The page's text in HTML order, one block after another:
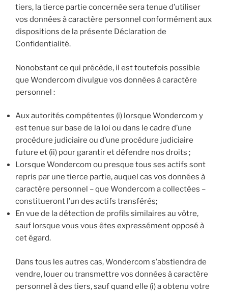
tiers, la tierce partie concernée sera tenue d’utiliser
vos données à caractère personnel conformément aux
dispositions de la présente Déclaration de
Confidentialité.
Nonobstant ce qui précède, il est toutefois possible
que Wondercom divulgue vos données à caractère
personnel :
Aux autorités compétentes (i) lorsque Wondercom y
est tenue sur base de la loi ou dans le cadre d’une
procédure judiciaire ou d’une procédure judiciaire
future et (ii) pour garantir et défendre nos droits ;
Lorsque Wondercom ou presque tous ses actifs sont
repris par une tierce partie, auquel cas vos données à
caractère personnel – que Wondercom a collectées –
constitueront l’un des actifs transférés;
En vue de la détection de profils similaires au vôtre,
sauf lorsque vous vous êtes expressément opposé à
cet égard.
Dans tous les autres cas, Wondercom s’abstiendra de
vendre, louer ou transmettre vos données à caractère
personnel à des tiers, sauf quand elle (i) a obtenu votre